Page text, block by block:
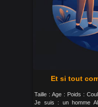
Et si tout
Taille : Age : Poids :
Je suis : un homme